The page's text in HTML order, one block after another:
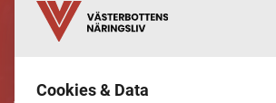
Cookies & Data